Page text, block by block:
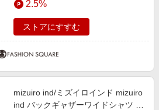
2.5%
ストアにすすむ
mizuiro ind/ミズイロインド mizuiro
ind バックギャザーワイドシャツ ダ